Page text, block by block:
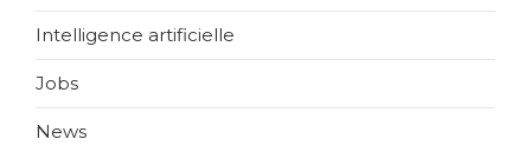
Intelligence artificielle
Jobs
News